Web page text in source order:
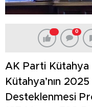
0
AK Parti Kütahya
Kütahya’nın 2025
Desteklenmesi